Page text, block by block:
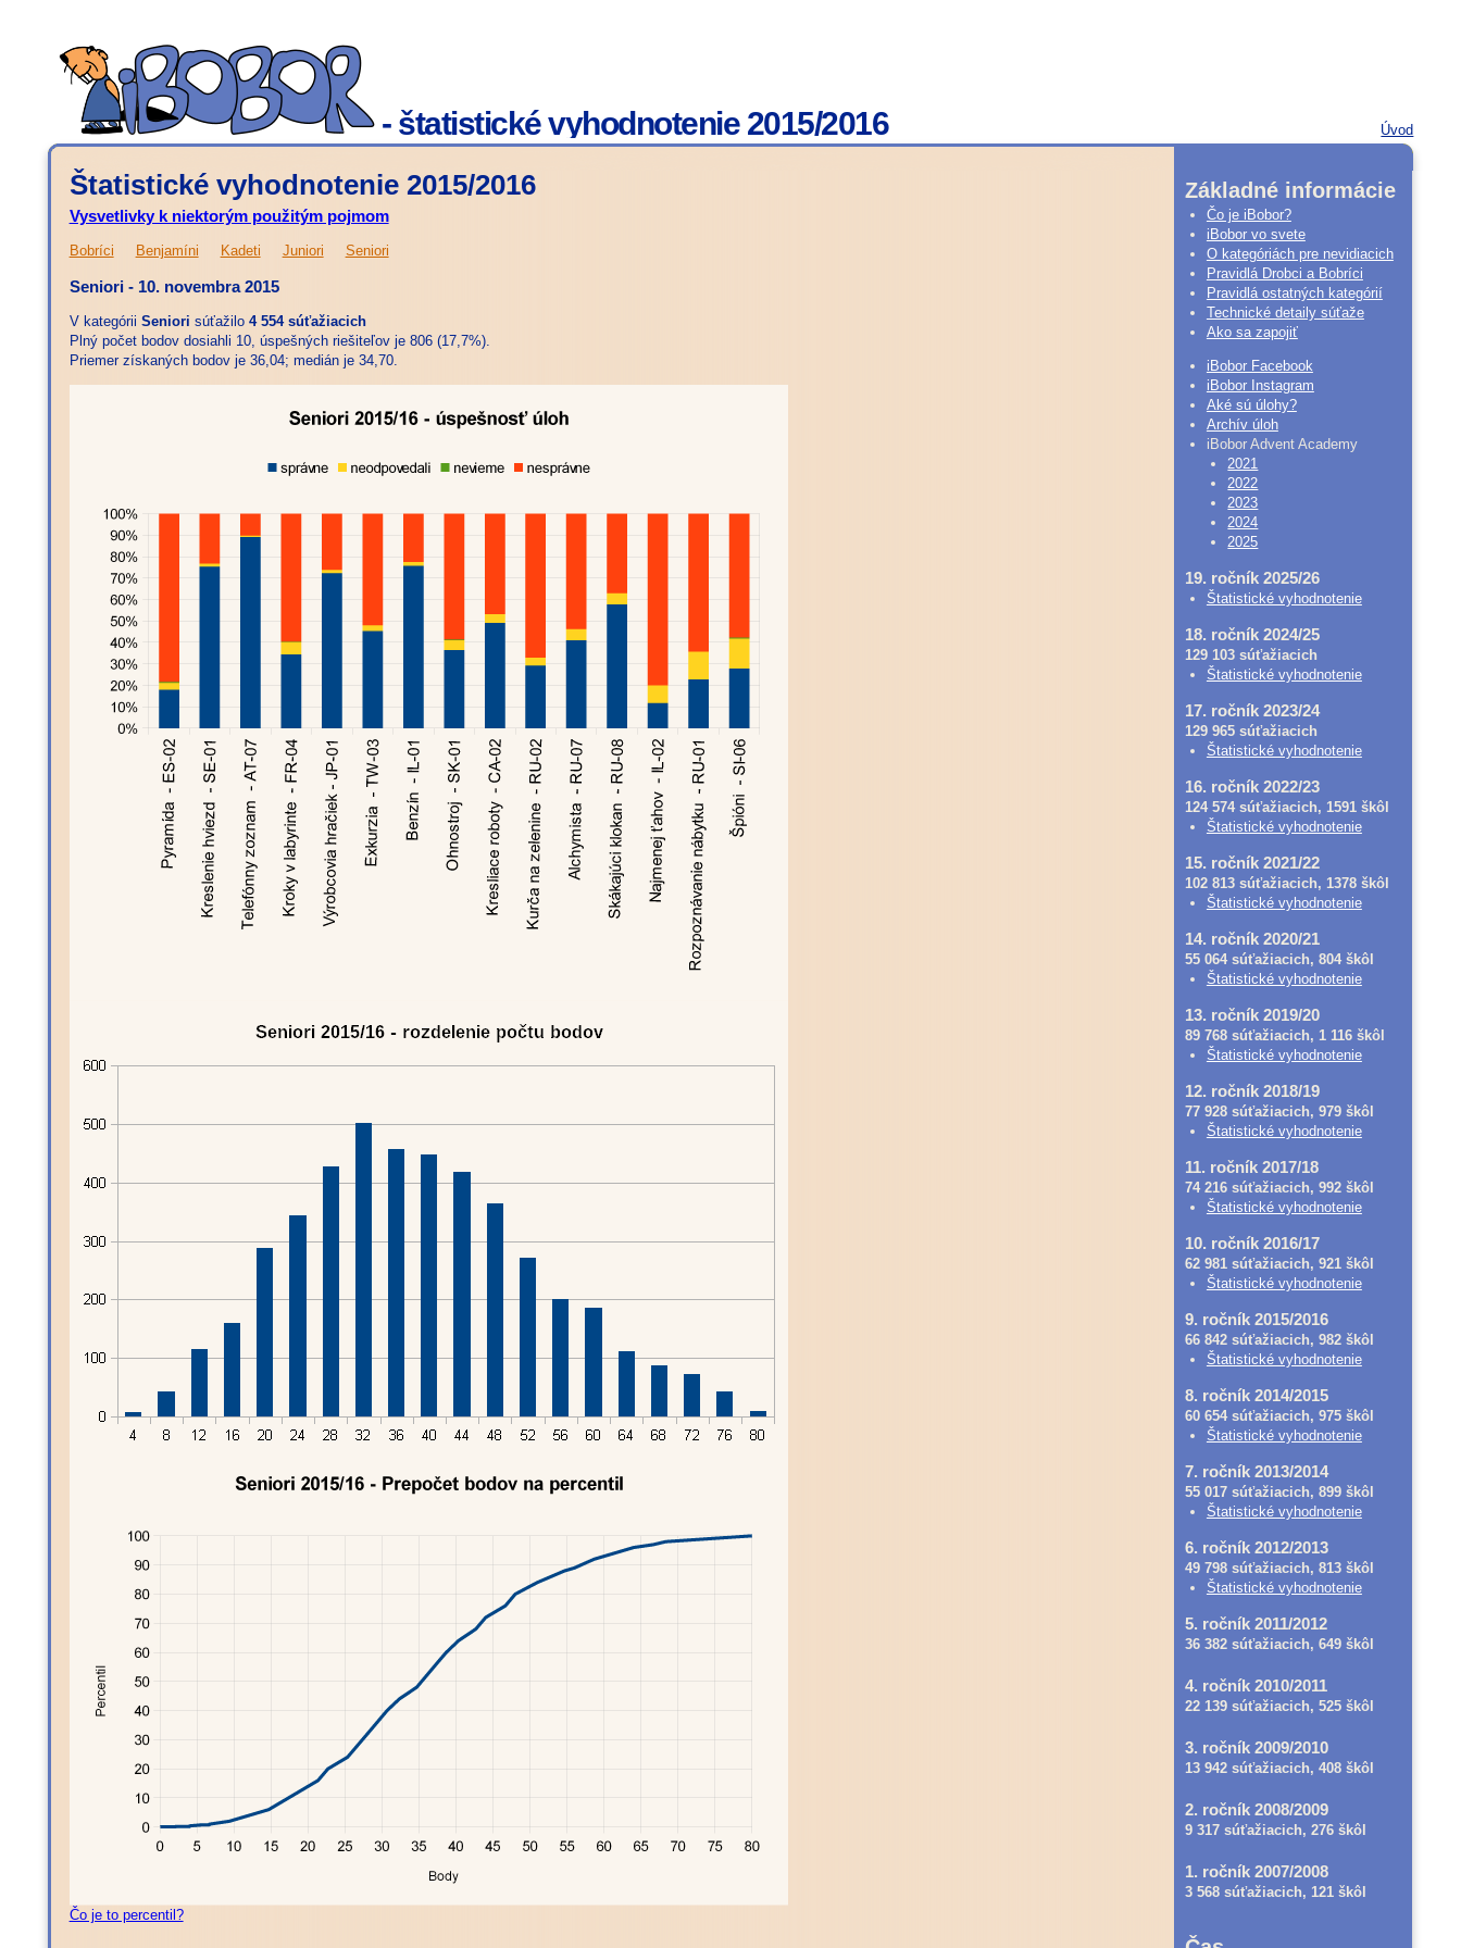
- štatistické vyhodnotenie 2015/2016 Úvod
Štatistické vyhodnotenie 2015/2016
Vysvetlivky k niektorým použitým pojmom
Bobríci Benjamíni Kadeti Juniori Seniori
Seniori - 10. novembra 2015
V kategórii Seniori súťažilo 4 554 súťažiacich
Plný počet bodov dosiahli 10, úspešných riešiteľov je 806 (17,7%).
Priemer získaných bodov je 36,04; medián je 34,70.
Čo je to percentil?
Základné informácie
Čo je iBobor?
iBobor vo svete
O kategóriách pre nevidiacich
Pravidlá Drobci a Bobríci
Pravidlá ostatných kategórií
Technické detaily súťaže
Ako sa zapojiť
iBobor Facebook
iBobor Instagram
Aké sú úlohy?
Archív úloh
iBobor Advent Academy
2021
2022
2023
2024
2025
19. ročník 2025/26
Štatistické vyhodnotenie
18. ročník 2024/25
129 103 súťažiacich
Štatistické vyhodnotenie
17. ročník 2023/24
129 965 súťažiacich
Štatistické vyhodnotenie
16. ročník 2022/23
124 574 súťažiacich, 1591 škôl
Štatistické vyhodnotenie
15. ročník 2021/22
102 813 súťažiacich, 1378 škôl
Štatistické vyhodnotenie
14. ročník 2020/21
55 064 súťažiacich, 804 škôl
Štatistické vyhodnotenie
13. ročník 2019/20
89 768 súťažiacich, 1 116 škôl
Štatistické vyhodnotenie
12. ročník 2018/19
77 928 súťažiacich, 979 škôl
Štatistické vyhodnotenie
11. ročník 2017/18
74 216 súťažiacich, 992 škôl
Štatistické vyhodnotenie
10. ročník 2016/17
62 981 súťažiacich, 921 škôl
Štatistické vyhodnotenie
9. ročník 2015/2016
66 842 súťažiacich, 982 škôl
Štatistické vyhodnotenie
8. ročník 2014/2015
60 654 súťažiacich, 975 škôl
Štatistické vyhodnotenie
7. ročník 2013/2014
55 017 súťažiacich, 899 škôl
Štatistické vyhodnotenie
6. ročník 2012/2013
49 798 súťažiacich, 813 škôl
Štatistické vyhodnotenie
5. ročník 2011/2012
36 382 súťažiacich, 649 škôl
4. ročník 2010/2011
22 139 súťažiacich, 525 škôl
3. ročník 2009/2010
13 942 súťažiacich, 408 škôl
2. ročník 2008/2009
9 317 súťažiacich, 276 škôl
1. ročník 2007/2008
3 568 súťažiacich, 121 škôl